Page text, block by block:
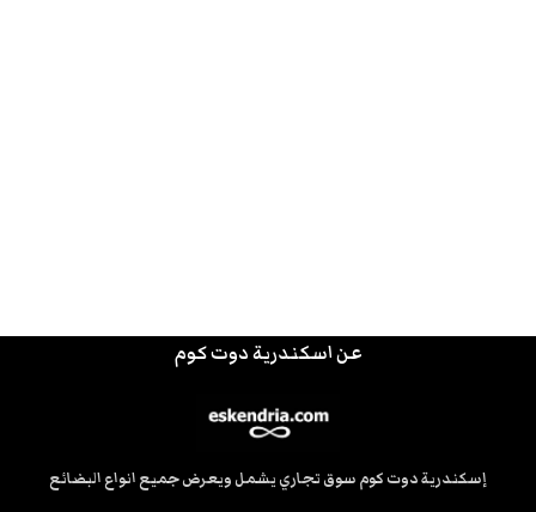
عن اسكندرية دوت كوم
إسكندرية دوت كوم سوق تجاري يشمل ويعرض جميع انواع البضائع